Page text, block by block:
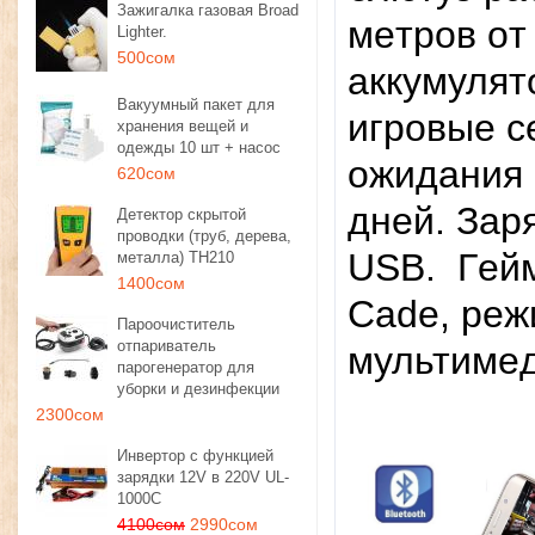
Зажигалка газовая Broad
Lighter.
500сом
Вакуумный пакет для
хранения вещей и
одежды 10 шт + насос
620сом
Детектор скрытой
проводки (труб, дерева,
металла) TH210
1400сом
Пароочиститель
отпариватель
парогенератор для
уборки и дезинфекции
2300сом
Инвертор с функцией
зарядки 12V в 220V UL-
1000C
4100сом 2990сом
мeтpoв
игpoвыe
oжидaния
днeй.
USB.
Cade,